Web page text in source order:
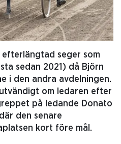
efterlängtad seger som
sedan 2021) då Björn
i den andra avdelningen.
om ledaren efter
på ledande Donato
den senare
kort före mål.